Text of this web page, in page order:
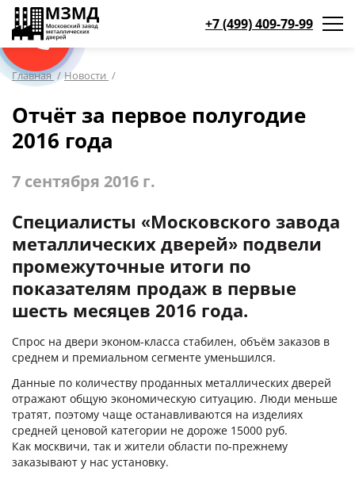
НЕТ, ВЫБРАТЬ ДРУГОЙ
+7 (499) 409-79-99
КАТАЛОГ ПРОДУКЦИИ
ДВЕРИ ПО НАЗНАЧЕНИЮ
Противопожарные двери
Двери в квартиру и в офис
Тамбурные двери в подъезд (29)
Парадные (33)
Для бани (11)
Для веранды и террасы (12)
На лестничную площадку (14)
Для офиса (52)
В магазин (32)
В общий коридор (22)
Промышленные (24)
Главная / Новости /
Отчёт за первое полугодие
2016 года
7 сентября 2016 г.
Специалисты «Московского завода
металлических дверей» подвели
промежуточные итоги по
показателям продаж в первые
шесть месяцев 2016 года.
Спрос на двери эконом-класса стабилен, объём заказов в
среднем и премиальном сегменте уменьшился.
Данные по количеству проданных металлических дверей
отражают общую экономическую ситуацию. Люди меньше
тратят, поэтому чаще останавливаются на изделиях
средней ценовой категории не дороже 15000 руб.
Как москвичи, так и жители области по-прежнему
заказывают у нас установку.
Max
Мы онлайн!
WhatsApp
Мы онлайн!
Max
Мы онлайн!
WhatsApp
Мы онлайн!